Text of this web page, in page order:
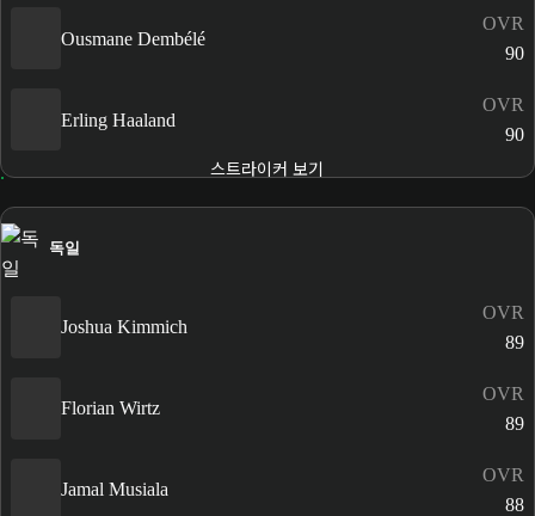
Ousmane Dembélé
OVR
90
Erling Haaland
OVR
90
스트라이커 보기
독일
Joshua Kimmich
OVR
89
Florian Wirtz
OVR
89
Jamal Musiala
OVR
88